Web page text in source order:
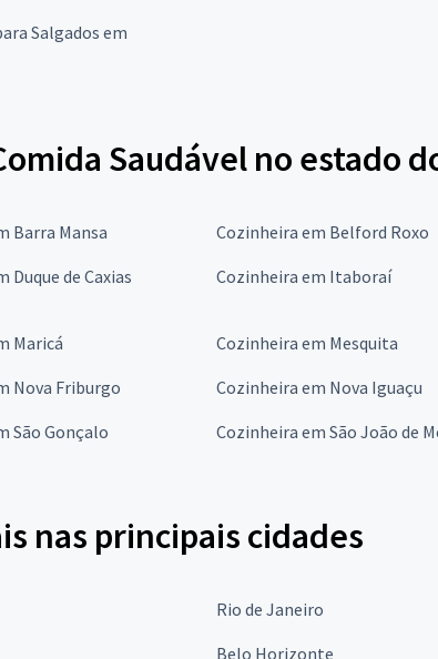
Salgados em
Saudável no estado
Barra Mansa Cozinheira em Belford Roxo
Duque de Caxias Cozinheira em Itaboraí
Maricá Cozinheira em Mesquita
Nova Friburgo Cozinheira em Nova Iguaçu
São Gonçalo Cozinheira em São João de
nas principais cidades
Rio de Janeiro
Belo Horizonte